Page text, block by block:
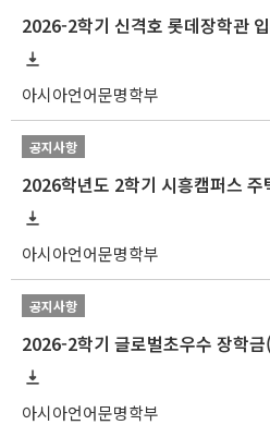
아시아언어문명학부
공지사항
아시아언어문명학부
공지사항
아시아언어문명학부